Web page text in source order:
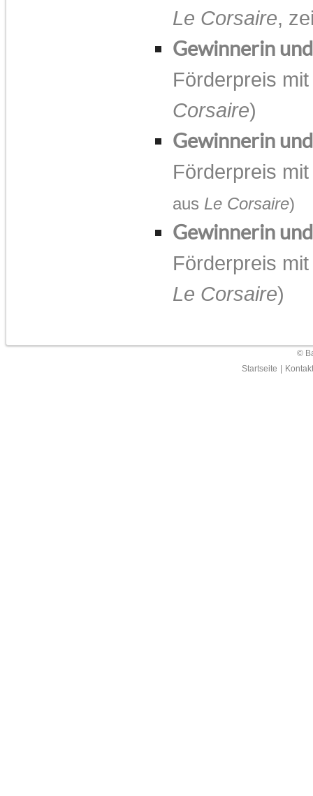
Le Corsaire,
Gewinnerin
Förderpreis
Corsaire)
Gewinnerin
Förderpreis
aus Le Corsaire)
Gewinnerin
Förderpreis
Le Corsaire)
©
Startseite
Kontakt